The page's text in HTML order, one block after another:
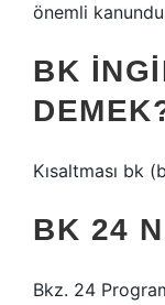
önemli
BK
Kısaltması bk
BK 24
Bkz. 24